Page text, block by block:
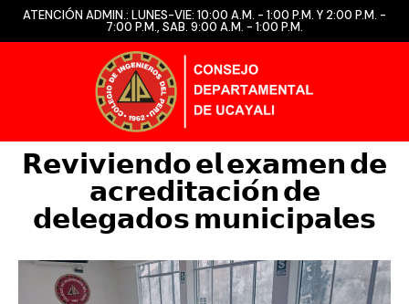
ATENCIÓN ADMIN.: LUNES-VIE: 10:00 A.M. - 1:00 P.M. Y 2:00 P.M. -
7:00 P.M., SAB. 9:00 A.M. - 1:00 P.M.
𝗥𝗲𝘃𝗶𝘃𝗶𝗲𝗻𝗱𝗼 𝗲𝗹 𝗲𝘅𝗮𝗺𝗲𝗻 𝗱𝗲
𝗮𝗰𝗿𝗲𝗱𝗶𝘁𝗮𝗰𝗶𝗼́𝗻 𝗱𝗲
𝗱𝗲𝗹𝗲𝗴𝗮𝗱𝗼𝘀 𝗺𝘂𝗻𝗶𝗰𝗶𝗽𝗮𝗹𝗲𝘀